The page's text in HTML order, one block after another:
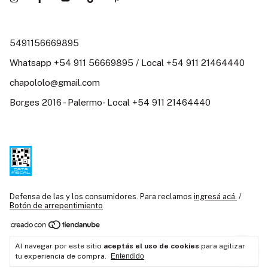
Al navegar por este sitio aceptás el uso de cookies para agilizar
tu experiencia de compra.
Entendido
5491156669895
Whatsapp +54 911 56669895 / Local +54 911 21464440
chapololo@gmail.com
Borges 2016 - Palermo- Local +54 911 21464440
Defensa de las y los consumidores. Para reclamos ingresá acá. /
Botón de arrepentimiento
Copyright Chapó Loló / Juguetería Didáctica Argentina / Juguetes
creativos - 2026. Todos los derechos reservados.